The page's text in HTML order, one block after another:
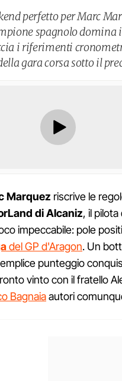
perfetto per Marc
spagnolo domina
i riferimenti
gara corsa sotto il
Marquez riscrive le
di Alcaniz, il pilota
impeccabile: pole
del GP d'Aragon. Un
punteggio
vinto con il fratello
Bagnaiaautori